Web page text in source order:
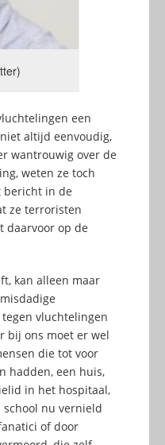
een
altijd eenvoudig,
wantrouwig over de
weten ze toch
bericht in de
ze terroristen
daarvoor op de
kan alleen maar
vluchtelingen
bij ons moet er wel
die tot voor
hadden, een huis,
in het hospitaal,
nu vernield
of door